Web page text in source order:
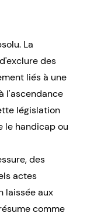
La
des
liés à une
l'ascendance
législation
le handicap ou
des
actes
laissée aux
comme